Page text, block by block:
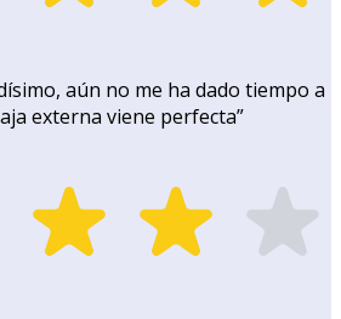
aún no me ha dado tiempo a
externa viene perfecta”